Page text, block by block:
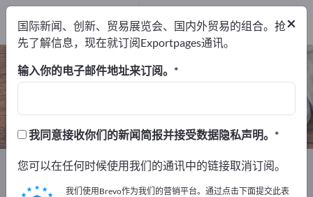
家庭配件 – 查找制造商和供应商
47 46 1
制造商46
经销商1
Exportpages 家庭日用品和住宅 家庭配件
×
国际新闻、创新、贸易展览会、国内外贸易的组合。抢
先了解信息，现在就订阅Exportpages通讯。
输入你的电子邮件地址来订阅。
我同意接收你们的新闻简报并接受数据隐私声明。
您可以在任何时候使用我们的通讯中的链接取消订阅。
我们使用Brevo作为我们的营销平台。通过点击下面提交此表